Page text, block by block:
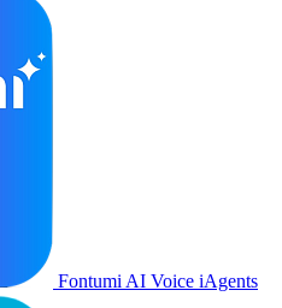
Fontumi AI Voice iAgents